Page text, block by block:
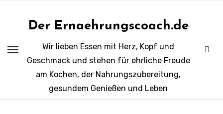
Der Ernaehrungscoach.de
Wir lieben Essen mit Herz, Kopf und
Geschmack und stehen für ehrliche Freude
am Kochen, der Nahrungszubereitung,
gesundem Genießen und Leben